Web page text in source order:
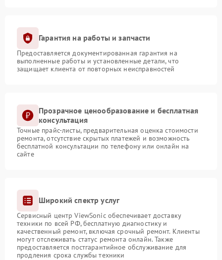
Гарантия на работы и запчасти
Предоставляется документированная гарантия на
выполненные работы и установленные детали, что
защищает клиента от повторных неисправностей
Прозрачное ценообразование и бесплатная
консультация
Точные прайс-листы, предварительная оценка стоимости
ремонта, отсутствие скрытых платежей и возможность
бесплатной консультации по телефону или онлайн на
сайте
Широкий спектр услуг
Сервисный центр ViewSonic обеспечивает доставку
техники по всей РФ, бесплатную диагностику и
качественный ремонт, включая срочный ремонт. Клиенты
могут отслеживать статус ремонта онлайн. Также
предоставляется постгарантийное обслуживание для
продления срока службы техники